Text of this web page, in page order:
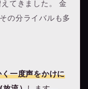
てきました。 金
の分ライバルも多
く一度声をかけに